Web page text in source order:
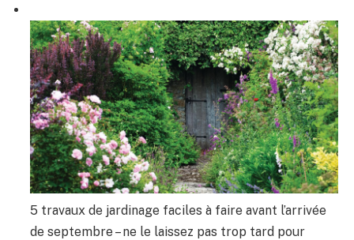
5 travaux de jardinage faciles à faire avant l’arrivée
de septembre – ne le laissez pas trop tard pour